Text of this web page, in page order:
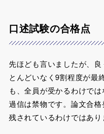
口述試験の合格点
先ほども言いましたが、
とんどいなく9割程度が最
も、全員が受かるわけで
過信は禁物です。論文合
残されているわけではあり